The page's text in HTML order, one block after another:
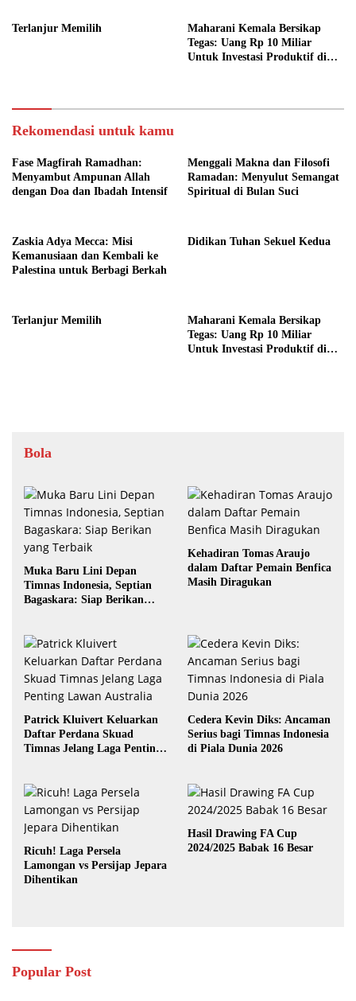
Terlanjur Memilih
Maharani Kemala Bersikap
Tegas: Uang Rp 10 Miliar
Untuk Investasi Produktif di
Rekomendasi untuk kamu
Fase Magfirah Ramadhan:
Menyambut Ampunan Allah
dengan Doa dan Ibadah Intensif
Menggali Makna dan Filosofi
Ramadan: Menyulut Semangat
Spiritual di Bulan Suci
Zaskia Adya Mecca: Misi
Kemanusiaan dan Kembali ke
Palestina untuk Berbagi Berkah
Didikan Tuhan Sekuel Kedua
Terlanjur Memilih
Maharani Kemala Bersikap
Tegas: Uang Rp 10 Miliar
Untuk Investasi Produktif di
Bola
Muka Baru Lini Depan
Timnas Indonesia, Septian
Bagaskara: Siap Berikan
Kehadiran Tomas Araujo
dalam Daftar Pemain Benfica
Masih Diragukan
Patrick Kluivert Keluarkan
Daftar Perdana Skuad
Timnas Jelang Laga Penting
Cedera Kevin Diks: Ancaman
Serius bagi Timnas Indonesia
di Piala Dunia 2026
Ricuh! Laga Persela
Lamongan vs Persijap Jepara
Dihentikan
Hasil Drawing FA Cup
2024/2025 Babak 16 Besar
Popular Post